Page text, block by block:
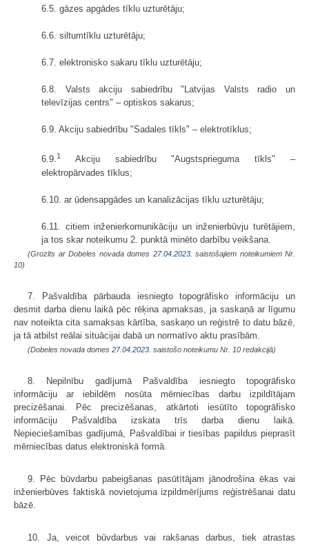
6.5. gāzes apgādes tīklu uzturētāju;
6.6. siltumtīklu uzturētāju;
6.7. elektronisko sakaru tīklu uzturētāju;
6.8. Valsts akciju sabiedrību "Latvijas Valsts radio un
televīzijas centrs" – optiskos sakarus;
6.9. Akciju sabiedrību "Sadales tīkls" – elektrotīklus;
6.9.1
Akciju sabiedrību "Augstsprieguma tīkls" –
elektropārvades tīklus;
6.10. ar ūdensapgādes un kanalizācijas tīklu uzturētāju;
6.11. citiem inženierkomunikāciju un inženierbūvju turētājiem,
ja tos skar noteikumu 2. punktā minēto darbību veikšana.
(Grozīts ar Dobeles novada domes 27.04.2023. saistošajiem noteikumiem Nr.
10)
7. Pašvaldība pārbauda iesniegto topogrāfisko informāciju un
desmit darba dienu laikā pēc rēķina apmaksas, ja saskaņā ar līgumu
nav noteikta cita samaksas kārtība, saskaņo un reģistrē to datu bāzē,
ja tā atbilst reālai situācijai dabā un normatīvo aktu prasībām.
(Dobeles novada domes 27.04.2023. saistošo noteikumu Nr. 10 redakcijā)
8. Nepilnību gadījumā Pašvaldība iesniegto topogrāfisko
informāciju ar iebildēm nosūta mērniecības darbu izpildītājam
precizēšanai. Pēc precizēšanas, atkārtoti iesūtīto topogrāfisko
informāciju Pašvaldība izskata trīs darba dienu laikā.
Nepieciešamības gadījumā, Pašvaldībai ir tiesības papildus pieprasīt
mērniecības datus elektroniskā formā.
9. Pēc būvdarbu pabeigšanas pasūtītājam jānodrošina ēkas vai
inženierbūves faktiskā novietojuma izpildmērījums reģistrēšanai datu
bāzē.
10. Ja, veicot būvdarbus vai rakšanas darbus, tiek atrastas